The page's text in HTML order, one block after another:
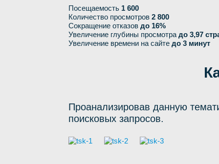
Посещаемость 1 600
Количество просмотров 2 800
Сокращение отказов до 16%
Увеличение глубины просмотра до 3,97
Увеличение времени на сайте до 3 минут
Проанализировав данную
поисковых запросов.